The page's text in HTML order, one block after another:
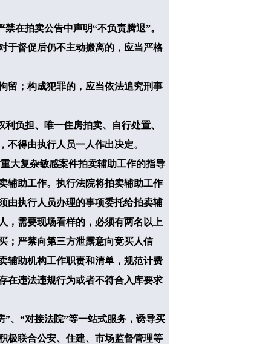
在拍卖公告中声明“不负责腾退”。
督促后仍不主动搬离的，应当严格
；构成犯罪的，应当依法追究刑事
负担、唯一住房拍卖、自行处置、
得由执行人员一人作出决定。
大复杂敏感案件拍卖辅助工作的指导
辅助工作。执行法院将拍卖辅助工作
由执行人员办理的事项委托给拍卖辅
，需要现场看样的，必须有两名以上
；严禁向第三方泄露意向竞买人信
辅助机构工作职责和清单，规范计费
在违法违规行为或者不符合入库要求
、“对接法院”等一站式服务，诱导买
极联合公安、住建、市场监督管理等